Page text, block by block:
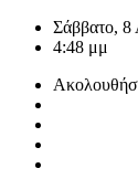
ΜετάβασηΣάββατο, 8
4:48 μμ